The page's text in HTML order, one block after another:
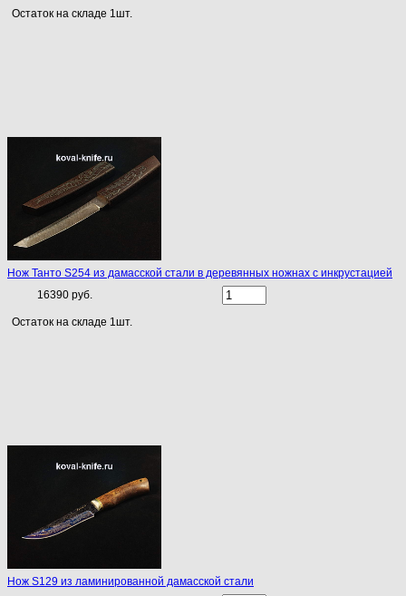
Остаток на складе 1шт.
Нож Танто S254 из дамасской стали в деревянных ножнах с инкрустацией
16390 руб.
Остаток на складе 1шт.
Нож S129 из ламинированной дамасской стали